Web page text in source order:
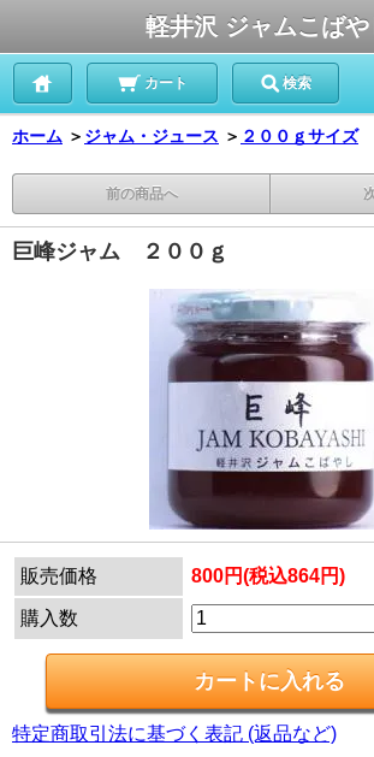
軽井沢 ジャムこばや
カート 検索
ホーム ＞ ジャム・ジュース ＞ ２００ｇサイズ
前の商品へ
巨峰ジャム ２００ｇ
販売価格 800円(税込864円)
購入数
特定商取引法に基づく表記 (返品など)